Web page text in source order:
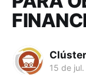
15 de